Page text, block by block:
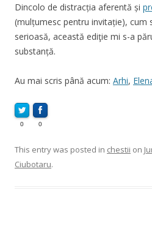
Dincolo de distracția aferentă și
(mulțumesc pentru invitație), cum
serioasă, această ediţie mi s-a
substanță.
Au mai scris până acum: Arhi,
0 0
This entry was posted in chestii on
Ciubotaru.